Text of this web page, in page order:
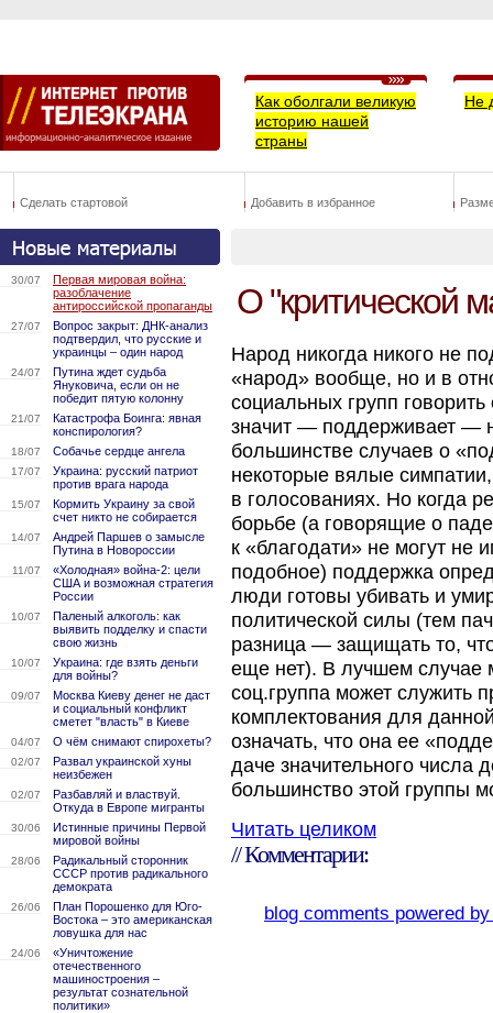
Как оболгали великую
историю нашей
страны
Не
Сделать стартовой Добавить в избранное
30/07
Первая мировая война:
разоблачение
антироссийской пропаганды
27/07
Вопрос закрыт: ДНК-анализ
подтвердил, что русские и
украинцы – один народ
24/07
Путина ждет судьба
Януковича, если он не
победит пятую колонну
21/07
Катастрофа Боинга: явная
конспирология?
18/07 Собачье сердце ангела
17/07
Украина: русский патриот
против врага народа
15/07
Кормить Украину за свой
счет никто не собирается
14/07
Андрей Паршев о замысле
Путина в Новороссии
11/07
«Холодная» война-2: цели
США и возможная стратегия
России
10/07
Паленый алкоголь: как
выявить подделку и спасти
свою жизнь
10/07
Украина: где взять деньги
для войны?
09/07
Москва Киеву денег не даст
и социальный конфликт
сметет "власть" в Киеве
04/07 О чём снимают спирохеты?
02/07
Развал украинской хуны
неизбежен
02/07
Разбавляй и властвуй.
Откуда в Европе мигранты
30/06
Истинные причины Первой
мировой войны
28/06
Радикальный сторонник
СССР против радикального
демократа
26/06
План Порошенко для Юго-
Востока – это американская
ловушка для нас
24/06
«Уничтожение
отечественного
машиностроения –
результат сознательной
политики»
О "критической
Народ никогда никого не
«народ» вообще, но и в
социальных групп
значит — поддерживает —
большинстве случаев о
некоторые вялые
в голосованиях. Но когда
борьбе (а говорящие о
к «благодати» не могут не
подобное) поддержка
люди готовы убивать и
политической силы (тем
разница — защищать то,
еще нет). В лучшем случае
соц.группа может служить
комплектования для
означать, что она ее
даче значительного числа
большинство этой группы
Читать целиком
// Комментарии:
blog comments powered